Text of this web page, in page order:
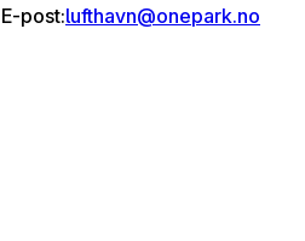
E-post:lufthavn@onepark.no